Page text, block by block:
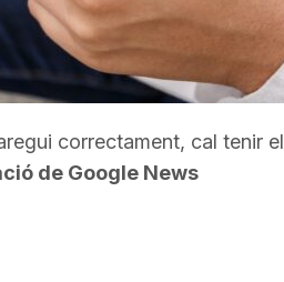
correctament, cal tenir el
de Google News